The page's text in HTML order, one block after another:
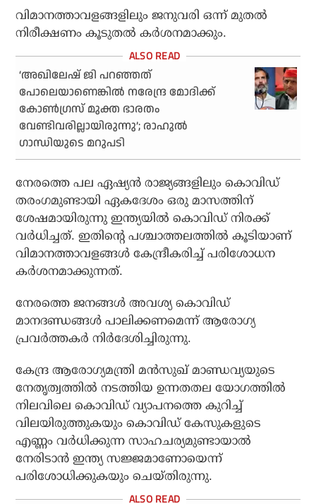
വിമാനത്താവളങ്ങളിലും ജനുവരി ഒന്ന് മുതല്‍
നിരീക്ഷണം കൂടുതല്‍ കര്‍ശനമാക്കും.
‘അഖിലേഷ് ജി പറഞ്ഞത്
പോലെയാണെങ്കില്‍ നരേന്ദ്ര മോദിക്ക്
കോണ്‍ഗ്രസ് മുക്ത ഭാരതം
വേണ്ടിവരില്ലായിരുന്നു’; രാഹുല്‍
ഗാന്ധിയുടെ മറുപടി
നേരത്തെ പല ഏഷ്യന്‍ രാജ്യങ്ങളിലും കൊവിഡ്
തരംഗമുണ്ടായി ഏകദേശം ഒരു മാസത്തിന്
ശേഷമായിരുന്നു ഇന്ത്യയില്‍ കൊവിഡ് നിരക്ക്
വര്‍ധിച്ചത്. ഇതിന്റെ പശ്ചാത്തലത്തില്‍ കൂടിയാണ്
വിമാനത്താവളങ്ങള്‍ കേന്ദ്രീകരിച്ച് പരിശോധന
കര്‍ശനമാക്കുന്നത്.
നേരത്തെ ജനങ്ങള്‍ അവശ്യ കൊവിഡ്
മാനദണ്ഡങ്ങള്‍ പാലിക്കണമെന്ന് ആരോഗ്യ
പ്രവര്‍ത്തകര്‍ നിര്‍ദേശിച്ചിരുന്നു.
കേന്ദ്ര ആരോഗ്യമന്ത്രി മന്‍സുഖ് മാണ്ഡവ്യയുടെ
നേതൃത്വത്തില്‍ നടത്തിയ ഉന്നതതല യോഗത്തില്‍
നിലവിലെ കൊവിഡ് വ്യാപനത്തെ കുറിച്ച്
വിലയിരുത്തുകയും കൊവിഡ് കേസുകളുടെ
എണ്ണം വര്‍ധിക്കുന്ന സാഹചര്യമുണ്ടായാല്‍
നേരിടാന്‍ ഇന്ത്യ സജ്ജമാണോയെന്ന്
പരിശോധിക്കുകയും ചെയ്തിരുന്നു.